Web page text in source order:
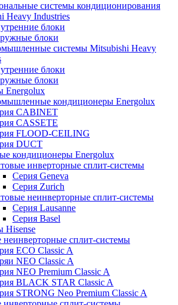
системы кондиционирования
Heavy Industries
блоки
блоки
системы Mitsubishi Heavy
блоки
блоки
Energolux
кондиционеры Energolux
CABINET
CASSETE
FLOOD-CEILING
DUCT
кондиционеры Energolux
инверторные сплит-системы
Серия Geneva
Серия Zurich
неинверторные сплит-системы
Серия Lausanne
Серия Basel
Hisense
сплит-системы
ECO Classic A
NEO Classic A
NEO Premium Classic A
BLACK STAR Classic A
STRONG Neo Premium Classic A